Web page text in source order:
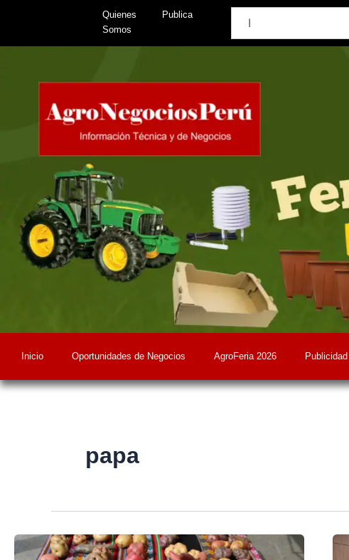
content
Quienes
Somos
Publica
Inicio Oportunidades de Negocios AgroFeria 2026 Publicidad
papa